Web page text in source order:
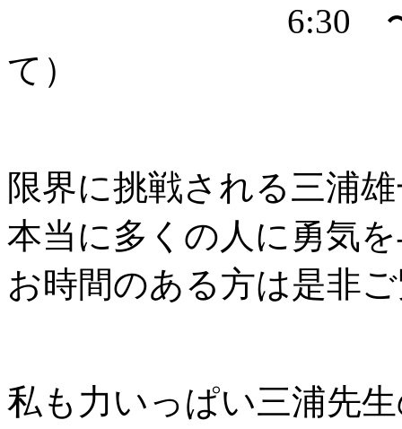
6:30 〜 （ス
て）
限界に挑戦される三浦
本当に多くの人に勇気
お時間のある方は是非
私も力いっぱい三浦先